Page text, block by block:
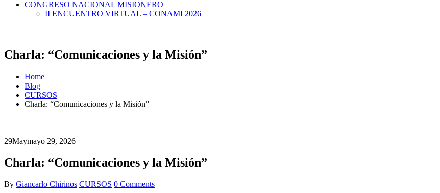
CONGRESO NACIONAL MISIONERO
II ENCUENTRO VIRTUAL – CONAMI 2026
Charla: “Comunicaciones y la Misión”
Home
Blog
CURSOS
Charla: “Comunicaciones y la Misión”
29Maymayo 29, 2026
Charla: “Comunicaciones y la Misión”
By Giancarlo Chirinos CURSOS 0 Comments